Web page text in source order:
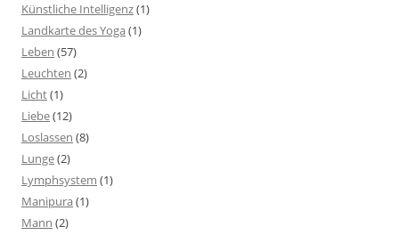
Künstliche Intelligenz(1)
Landkarte des Yoga(1)
Leben (57)
Leuchten (2)
Licht(1)
Liebe(12)
Loslassen (8)
Lunge(2)
Lymphsystem (1)
Manipura(1)
Mann (2)